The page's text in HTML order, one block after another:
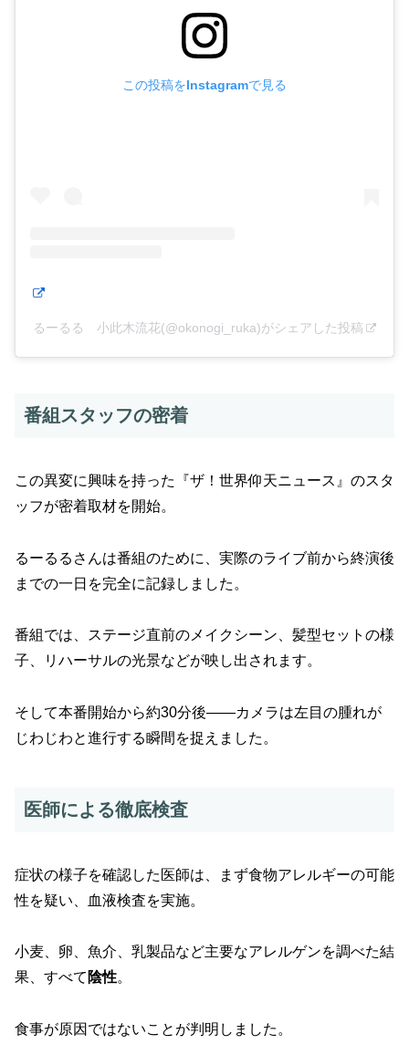
この投稿をInstagramで見る
るーるる 小此木流花(@okonogi_ruka)がシェアした投稿
番組スタッフの密着
この異変に興味を持った『ザ！世界仰天ニュース』のスタ
ッフが密着取材を開始。
るーるるさんは番組のために、実際のライブ前から終演後
までの一日を完全に記録しました。
番組では、ステージ直前のメイクシーン、髪型セットの様
子、リハーサルの光景などが映し出されます。
そして本番開始から約30分後――カメラは左目の腫れが
じわじわと進行する瞬間を捉えました。
医師による徹底検査
症状の様子を確認した医師は、まず食物アレルギーの可能
性を疑い、血液検査を実施。
小麦、卵、魚介、乳製品など主要なアレルゲンを調べた結
果、すべて 陰性。
食事が原因ではないことが判明しました。